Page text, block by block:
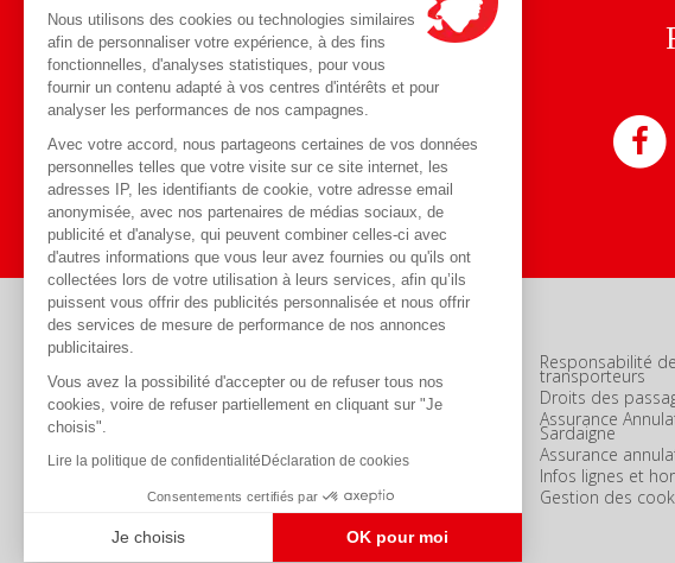
Nous utilisons des cookies ou technologies similaires
afin de personnaliser votre expérience, à des fins
fonctionnelles, d'analyses statistiques, pour vous
fournir un contenu adapté à vos centres d'intérêts et pour
analyser les performances de nos campagnes.
Avec votre accord, nous partageons certaines de vos données
personnelles telles que votre visite sur ce site internet, les
adresses IP, les identifiants de cookie, votre adresse email
anonymisée, avec nos partenaires de médias sociaux, de
publicité et d'analyse, qui peuvent combiner celles-ci avec
d'autres informations que vous leur avez fournies ou qu'ils ont
collectées lors de votre utilisation à leurs services, afin qu’ils
puissent vous offrir des publicités personnalisée et nous offrir
des services de mesure de performance de nos annonces
publicitaires.
Vous avez la possibilité d'accepter ou de refuser tous nos
cookies, voire de refuser partiellement en cliquant sur "Je
choisis".
Lire la politique de confidentialité Déclaration de cookies
Consentements certifiés par
Je choisis OK pour moi
Toute l'actualité
sur notreBlog
J'y vais
Règlements acceptés
Responsabilité
transporteurs
Droits des
Assurance
Sardaigne
Assurance
Infos lignes et
Gestion des